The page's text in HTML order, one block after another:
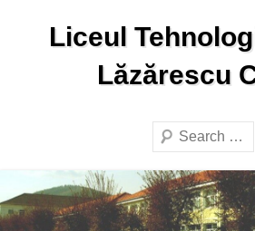
Liceul
Lăzărescu
Search